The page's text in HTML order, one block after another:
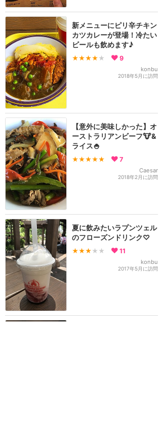
新メニューにピリ辛チキン
カツカレーが登場！冷たい
ビールも飲めます♪
★★★★ ★ 9
konbu
2018年5月に訪問
【意外に美味しかった】オ
ーストラリアンビーフ🐮&
ライス🍚
★★★★★ 7
Caesar
2018年2月に訪問
夏に飲みたいラプンツェル
のフローズンドリンク♡
★★★ ★★ 11
konbu
2017年5月に訪問